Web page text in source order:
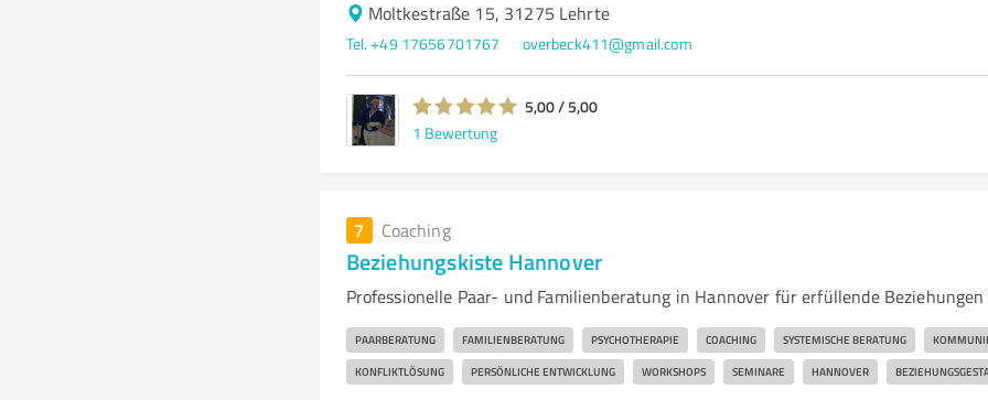
Moltkestraße 15, 31275 Lehrte
Tel. +49 17656701767 overbeck411@gmail.com
5,00 / 5,00
1 Bewertung
7 Coaching
Beziehungskiste Hannover
Professionelle Paar- und Familienberatung in Hannover für erfüllende Beziehungen
PAARBERATUNG FAMILIENBERATUNG PSYCHOTHERAPIE COACHING SYSTEMISCHE BERATUNG
KONFLIKTLÖSUNG PERSÖNLICHE ENTWICKLUNG WORKSHOPS SEMINARE HANNOVER